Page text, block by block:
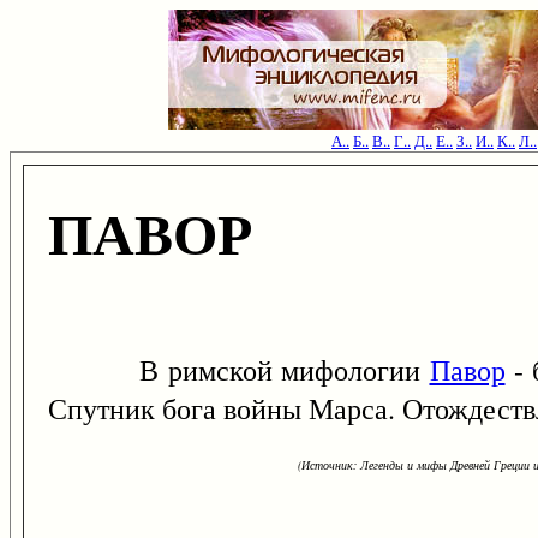
А..Б..В..Г..Д..Е..З..И..К..Л..
ПАВОР
В римской мифологии Павор -
Спутник бога войны Марса.
(Источник: Легенды и мифы Древней